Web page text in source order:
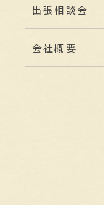
出張相談会
会社概要